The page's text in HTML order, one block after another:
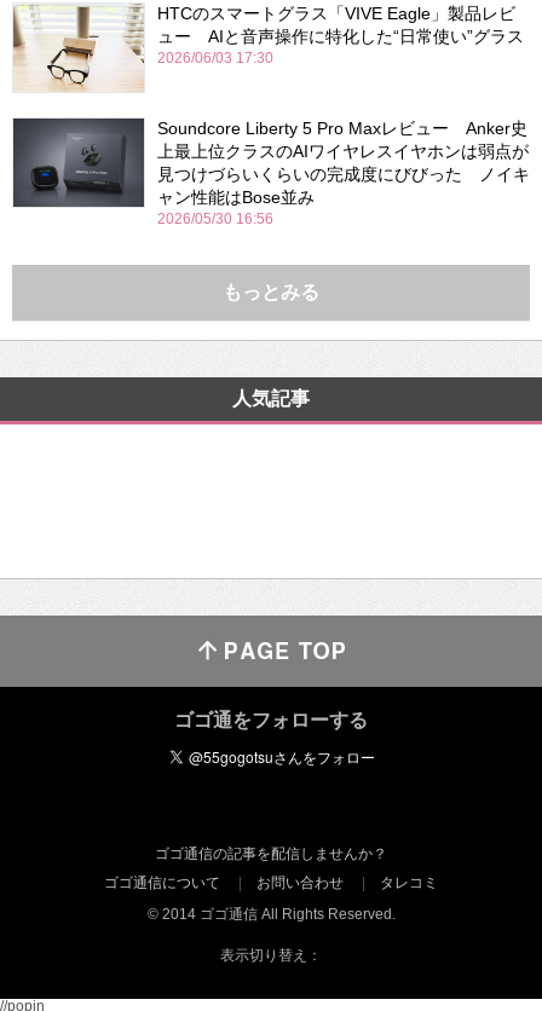
HTCのスマートグラス「VIVE Eagle」製品レビ
ュー AIと音声操作に特化した“日常使い”グラス
2026/06/03 17:30
Soundcore Liberty 5 Pro Maxレビュー Anker史
上最上位クラスのAIワイヤレスイヤホンは弱点が
見つけづらいくらいの完成度にびびった ノイキ
ャン性能はBose並み
2026/05/30 16:56
もっとみる
人気記事
ゴゴ通をフォローする
ゴゴ通信の記事を配信しませんか？
ゴゴ通信について
お問い合わせ
タレコミ
© 2014 ゴゴ通信 All Rights Reserved.
表示切り替え：
//popin